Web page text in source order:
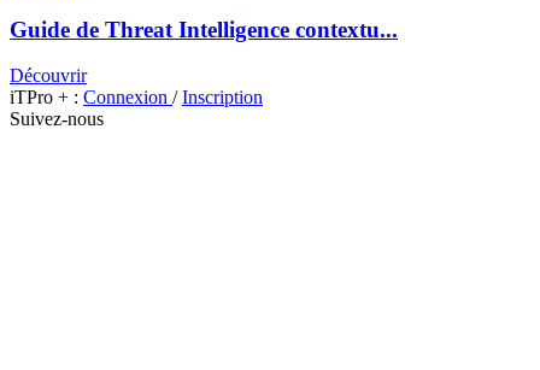
Guide de Threat Intelligence contextu...
Découvrir
iTPro + : Connexion /Inscription
Suivez-nous